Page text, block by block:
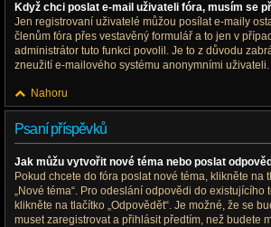
Když chci poslat e-mail uživateli fóra, musím se
Jen registrovaní uživatelé můžou posílat e-maily
členům fóra přes vestavěný formulář a to jen v
administrátor tuto funkci povolil. Je to z důvodu
zneužití e-mailového systému anonymními uživateli.
Nahoru
Psaní příspěvků
Jak můžu vytvořit nové téma nebo poslat
Pokud chcete do fóra poslat nové téma, klikněte na
„Nové téma“. Pro odeslání odpovědi do existujícího
klikněte na tlačítko „Odpovědět“. Je možné, že se
muset zaregistrovat a přihlásit předtím, než budete